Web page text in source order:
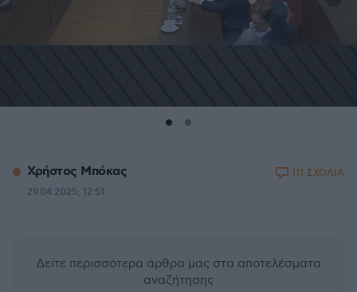
Χρήστος Μπόκας
29.04.2025, 12:51
111 ΣΧΟΛΙΑ
Δείτε περισσότερα άρθρα μας στα αποτελέσματα
αναζήτησης